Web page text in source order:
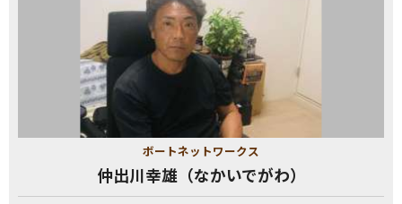
ボートネットワークス
仲出川幸雄（なかいでがわ）